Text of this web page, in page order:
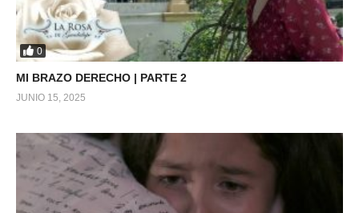
0
MI BRAZO DERECHO | PARTE 2
JUNIO 15, 2025